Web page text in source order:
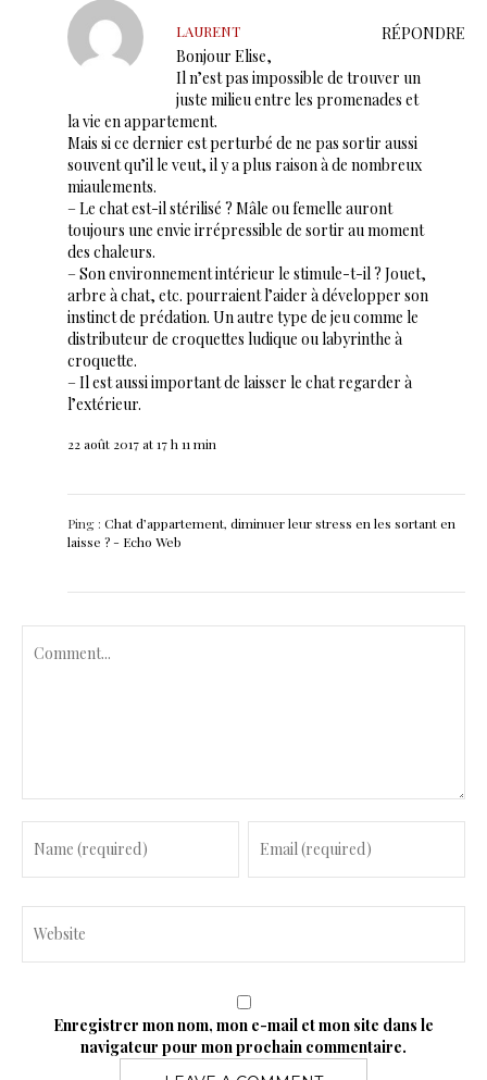
LAURENT
RÉPONDRE
Bonjour Elise,
Il n’est pas impossible de trouver un
juste milieu entre les promenades et
la vie en appartement.
Mais si ce dernier est perturbé de ne pas sortir aussi
souvent qu’il le veut, il y a plus raison à de nombreux
miaulements.
– Le chat est-il stérilisé ? Mâle ou femelle auront
toujours une envie irrépressible de sortir au moment
des chaleurs.
– Son environnement intérieur le stimule-t-il ? Jouet,
arbre à chat, etc. pourraient l’aider à développer son
instinct de prédation. Un autre type de jeu comme le
distributeur de croquettes ludique ou labyrinthe à
croquette.
– Il est aussi important de laisser le chat regarder à
l’extérieur.
22 août 2017 at 17 h 11 min
Ping : Chat d’appartement, diminuer leur stress en les sortant en
laisse ? - Echo Web
Enregistrer mon nom, mon e-mail et mon site dans le
navigateur pour mon prochain commentaire.